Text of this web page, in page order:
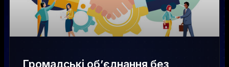
Громадські об’єднання без